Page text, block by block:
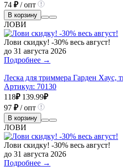
74 ₽/ опт
В корзину
ЛОВИ
Лови скидку! -30% весь август!
до 31 августа 2026
Подробнее →
Леска для триммера Гарден Хаус,
Артикул: 70130
118₽ 139.99₽
97 ₽/ опт
В корзину
ЛОВИ
Лови скидку! -30% весь август!
до 31 августа 2026
Подробнее →